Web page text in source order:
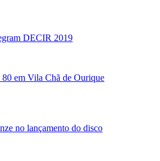
DECIR 2019
em Vila Chã de Ourique
no lançamento do disco